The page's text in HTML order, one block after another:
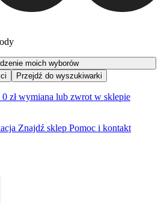
moich wyborów
Przejdź do wyszukiwarki
0 zł wymiana lub zwrot w sklepie
Znajdź sklep Pomoc i kontakt